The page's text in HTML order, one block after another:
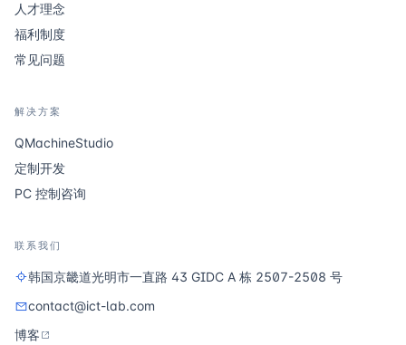
人才理念
福利制度
常见问题
解决方案
QMachineStudio
定制开发
PC 控制咨询
联系我们
韩国京畿道光明市一直路 43 GIDC A 栋 2507-2508 号
contact@ict-lab.com
博客